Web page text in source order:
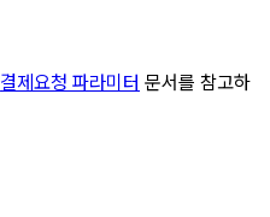
결제요청 파라미터 문서를 참고하